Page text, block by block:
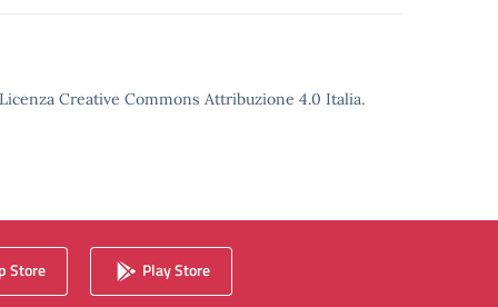
Creative Commons Attribuzione 4.0 Italia.
Store Play Store